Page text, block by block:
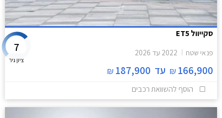
סקייוול ET5
פנאי שטח 2022 עד 2026
166,900
₪ עד 187,900
₪
7
ציון גיר
הוסף להשוואת רכבים